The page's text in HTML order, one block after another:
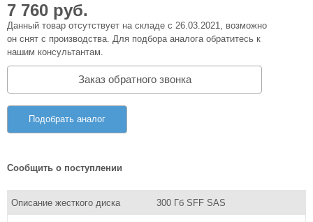
7 760 руб.
Данный товар отсутствует на складе с 26.03.2021, возможно
он снят с производства. Для подбора аналога обратитесь к
нашим консультантам.
Заказ обратного звонка
Подобрать аналог
Сообщить о поступлении
Описание жесткого диска 300 Гб SFF SAS